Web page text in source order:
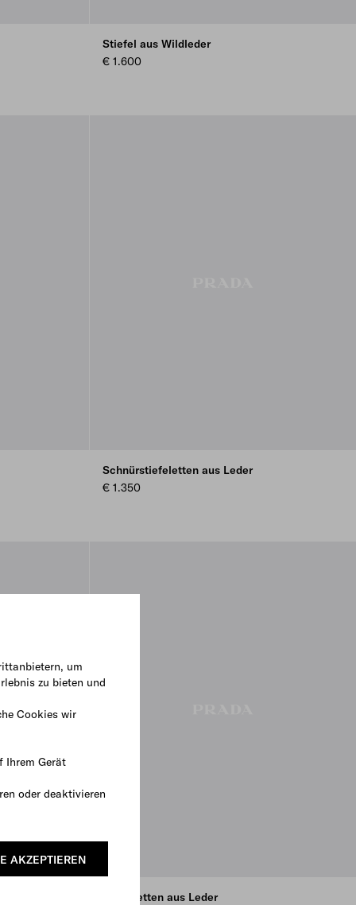
um
zu bieten und
Cookies wir
Ihrem Gerät
oder deaktivieren
AKZEPTIEREN
Stiefel aus Wildleder
€ 1.600
Schnürstiefeletten aus Leder
€ 1.350
Stiefeletten aus Leder